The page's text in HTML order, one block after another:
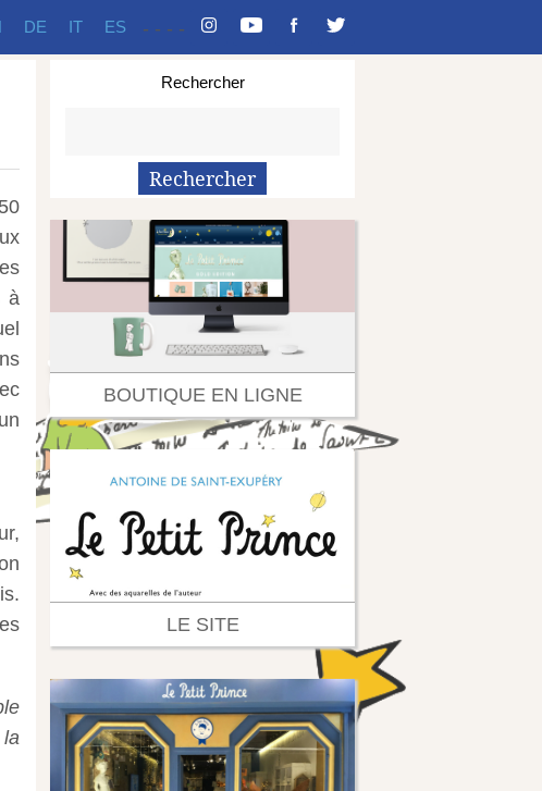
- - - -
DE IT ES
à
la
Rechercher
BOUTIQUE EN LIGNE
LE SITE